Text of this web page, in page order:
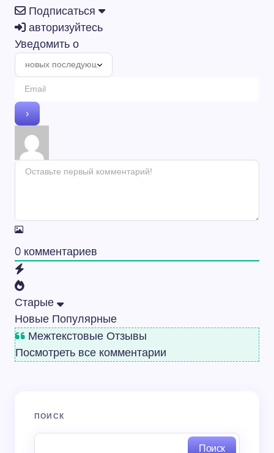
Подписаться
авторизуйтесь
Уведомить о
0комментариев
Старые
НовыеПопулярные
Межтекстовые Отзывы
Посмотреть все комментарии
ПОИСК
Поиск